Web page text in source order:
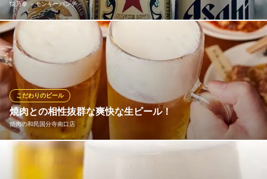
猿乃拳 －モンキーパンチ－
お仕事帰りにはもちろん、汗かいたい一日にもぴったりの『ビー
ル』。猿酔家ではアサヒ・キリン・サッポロの大瓶ビールをどぶ
漬けでキンキンに冷して、600円のお得な価格でご用意していま
す。その他、東京クラフトビールも。お店は国分寺駅3分と駅近な
ので気軽にお立ち寄りください。
猿乃拳 －モンキーパンチ－
一件目酒場食堂&晩酌屋
ＪＲ中央線国分寺駅 徒歩3分
焼肉との相性抜群な爽快な生ビール！
焼肉の和民国分寺南口店
こだわりのビール
乾杯にはもちろん、焼肉に忘れてはいけないビール。当店では
〈サントリー生ビール〉を採用しています。爽快で飲みやすいの